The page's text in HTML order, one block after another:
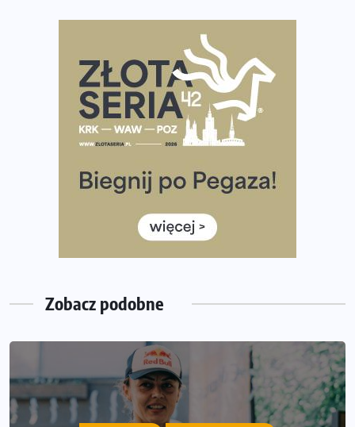
Praska 5k Run gospodarzem Mistrzostw Polski
Największy Bieg Powstania Warszawskiego w historii.
Ponad 12 tysięcy uczestników pobiegło dla Bohaterów!
Tętno vs tempo – czym kierować się w bieganiu?
Co ma dużo białka? Produkty, które warto włączyć do
Rozbiegany Olsztyn szykuje się na weekend z
Już w tę sobotę 35. Bieg Powstania Warszawskiego.
Wystartuje rekordowa liczba uczestników
Zobacz podobne